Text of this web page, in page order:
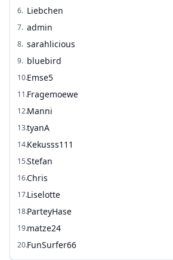
6. Liebchen
7. admin
8. sarahlicious
9. bluebird
10.Emse5
11.Fragemoewe
12.Manni
13.tyanA
14.Kekusss111
15.Stefan
16.Chris
17.Liselotte
18.ParteyHase
19.matze24
20.FunSurfer66